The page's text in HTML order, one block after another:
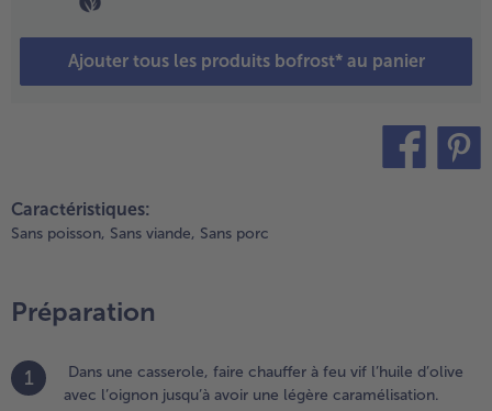
Ajouter tous les produits bofrost* au panier
fois que la
la
du feu et
rajouter la
Caractéristiques:
Sans poisson, Sans viande, Sans porc
Préparation
1
Dans une casserole, faire chauffer à feu vif l’huile d’olive
avec l’oignon jusqu’à avoir une légère caramélisation.